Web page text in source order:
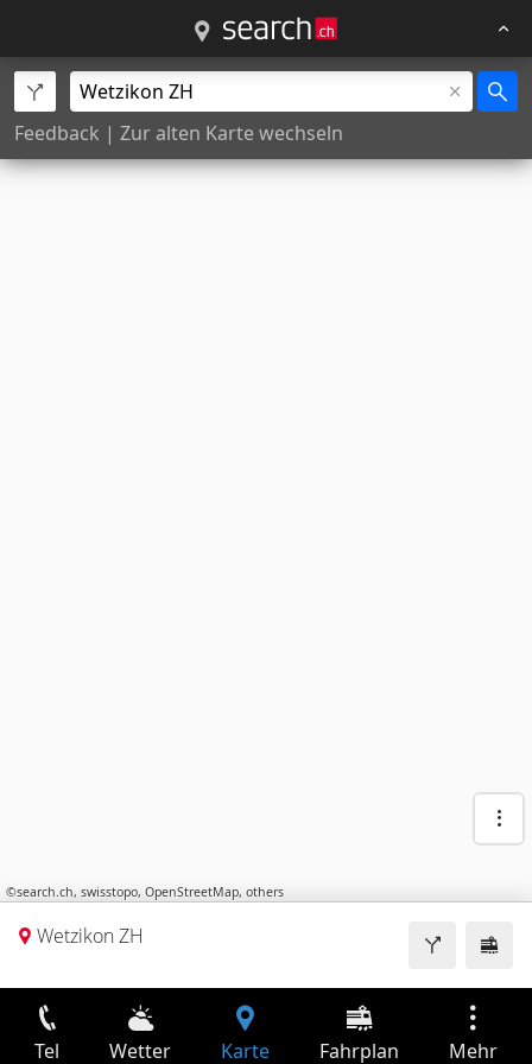
Feedback | Zur alten Karte wechseln
©search.ch, swisstopo, OpenStreetMap, others
Wetzikon ZH
Tel Wetter Karte Fahrplan Mehr